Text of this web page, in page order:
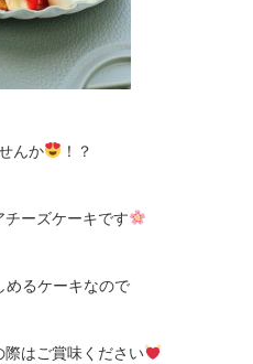
んか ！？
ーズケーキです
めるケーキなので
はご賞味ください